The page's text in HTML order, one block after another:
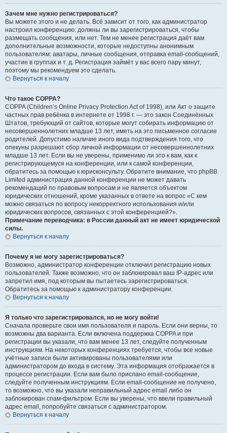
Зачем мне нужно регистрироваться?
Вы можете этого и не делать. Всё зависит от того, как администратор
настроил конференцию: должны ли вы зарегистрироваться, чтобы
размещать сообщения, или нет. Тем не менее регистрация даёт вам
дополнительные возможности, которые недоступны анонимным
пользователям: аватары, личные сообщения, отправка email-сообщений,
участие в группах и т. д. Регистрация займёт у вас всего пару минут,
поэтому мы рекомендуем это сделать.
Вернуться к началу
Что такое COPPA?
COPPA (Children’s Online Privacy Protection Act of 1998), или Акт о защите
частных прав ребёнка в интернете от 1998 г. — это закон Соединённых
Штатов, требующий от сайтов, которые могут собирать информацию от
несовершеннолетних младше 13 лет, иметь на это письменное согласие
родителей. Допустимо наличие иного вида подтверждения того, что
опекуны разрешают сбор личной информации от несовершеннолетних
младше 13 лет. Если вы не уверены, применимо ли это к вам, как к
регистрирующемуся на конференции, или к самой конференции,
обратитесь за помощью к юрисконсульту. Обратите внимание, что phpBB
Limited администрация данной конференции не может давать
рекомендаций по правовым вопросам и не является объектом
юридических отношений, кроме указанных в ответе на вопрос «С кем
можно связаться по вопросу некорректного использования и/или
юридических вопросов, связанных с этой конференцией?».
Примечание переводчика: в России данный акт не имеет юридической
силы.
Вернуться к началу
Почему я не могу зарегистрироваться?
Возможно, администратор конференции отключил регистрацию новых
пользователей. Также возможно, что он заблокировал ваш IP-адрес или
запретил имя, под которым вы пытаетесь зарегистрироваться.
Обратитесь за помощью к администратору конференции.
Вернуться к началу
Я только что зарегистрировался, но не могу войти!
Сначала проверьте свои имя пользователя и пароль. Если они верны, то
возможны два варианта. Если включена поддержка COPPA и при
регистрации вы указали, что вам менее 13 лет, следуйте полученным
инструкциям. На некоторых конференциях требуется, чтобы все новые
учётные записи были активированы пользователями или
администратором до входа в систему. Эта информация отображается в
процессе регистрации. Если вам было прислано email-сообщение,
следуйте полученным инструкциям. Если email-сообщение не получено,
то возможно, что вы указали неправильный адрес email либо он
заблокирован спам-фильтром. Если вы уверены, что ввели правильный
адрес email, попробуйте связаться с администратором.
Вернуться к началу